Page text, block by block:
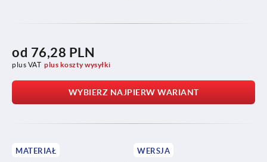
od 76,28 PLN
plus VAT plus koszty wysyłki
WYBIERZ NAJPIERW WARIANT
MATERIAŁ WERSJA